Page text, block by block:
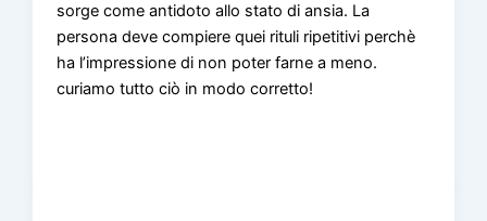
sorge come antidoto allo stato di ansia. La
persona deve compiere quei rituli ripetitivi perchè
ha l’impressione di non poter farne a meno.
curiamo tutto ciò in modo corretto!